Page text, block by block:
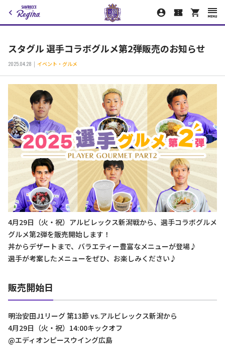
スタグル 選手コラボグルメ第2弾販売のお知らせ
2025.04.28 イベント・グルメ
4月29日（火・祝）アルビレックス新潟戦から、選手コラボグルメ
グルメ第2弾を販売開始します！
丼からデザートまで、バラエティー豊富なメニューが登場♪
選手が考案したメニューをぜひ、お楽しみください♪
販売開始日
明治安田J1リーグ 第13節 vs.アルビレックス新潟から
4月29日（火・祝）14:00キックオフ
@エディオンピースウイング広島